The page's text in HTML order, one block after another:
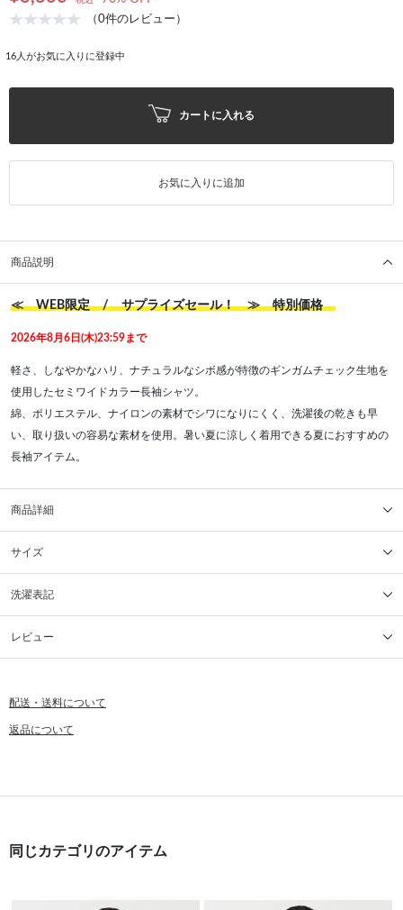
（0件のレビュー）
16 人がお気に入りに登録中
カートに入れる
お気に入りに追加
商品説明
≪ WEB限定 / サプライズセール！ ≫ 特別価格
2026年8月6日(木)23:59まで
軽さ、しなやかなハリ、ナチュラルなシボ感が特徴のギンガムチェック生地を
使用したセミワイドカラー長袖シャツ。
綿、ポリエステル、ナイロンの素材でシワになりにくく、洗濯後の乾きも早
い、取り扱いの容易な素材を使用。暑い夏に涼しく着用できる夏におすすめの
長袖アイテム。
商品詳細
サイズ
洗濯表記
レビュー
配送・送料について
返品について
同じカテゴリのアイテム